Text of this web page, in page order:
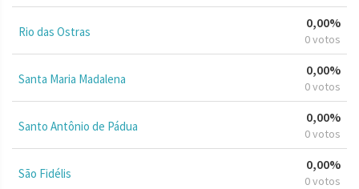
Rio das Ostras
0,00%
0 votos
Santa Maria Madalena
0,00%
0 votos
Santo Antônio de Pádua
0,00%
0 votos
São Fidélis
0,00%
0 votos